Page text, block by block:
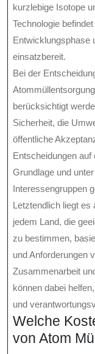
kurzlebige Isotope
Technologie
Entwicklungsphase
einsatzbereit.
Bei der
berücksichtigt
Sicherheit, die
öffentliche
Entscheidungen
Grundlage und
Interessengruppen
Letztendlich liegt es
jedem Land, die
zu bestimmen,
und Anforderungen
Zusammenarbeit
können dabei
und
Welche
von Atom